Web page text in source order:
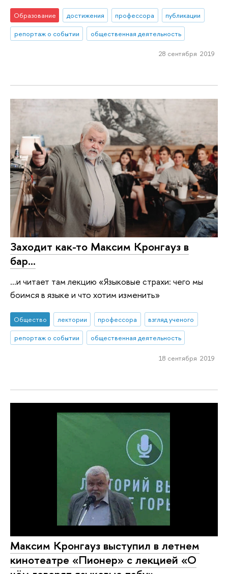
Образование достижения профессора
публикации
репортаж о событии
общественная деятельность
28 сентября 2019
Заходит как-то Максим Кронгауз в
бар...
...и читает там лекцию «Языковые страхи: чего мы
боимся в языке и что хотим изменить»
Общество лектории профессора
взгляд ученого
репортаж о событии
общественная деятельность
18 сентября 2019
Максим Кронгауз выступил в летнем
кинотеатре «Пионер» с лекцией «О